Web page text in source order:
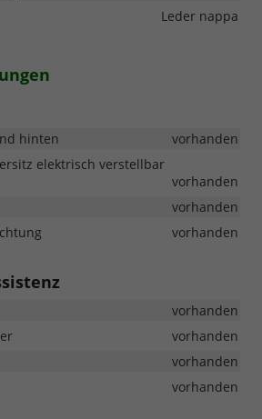
Leder nappa
hinten
vorhanden
elektrisch verstellbar
vorhanden
vorhanden
vorhanden
vorhanden
vorhanden
vorhanden
vorhanden